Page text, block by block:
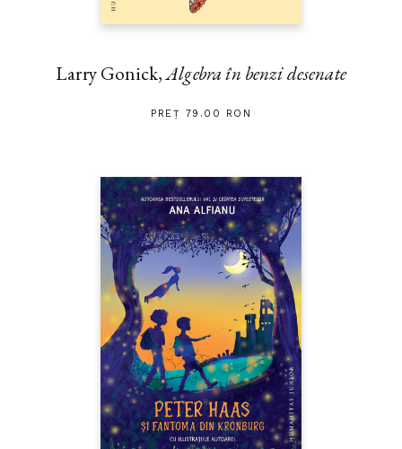
Larry Gonick,Algebra în benzi desenate
PREȚ 79.00 RON